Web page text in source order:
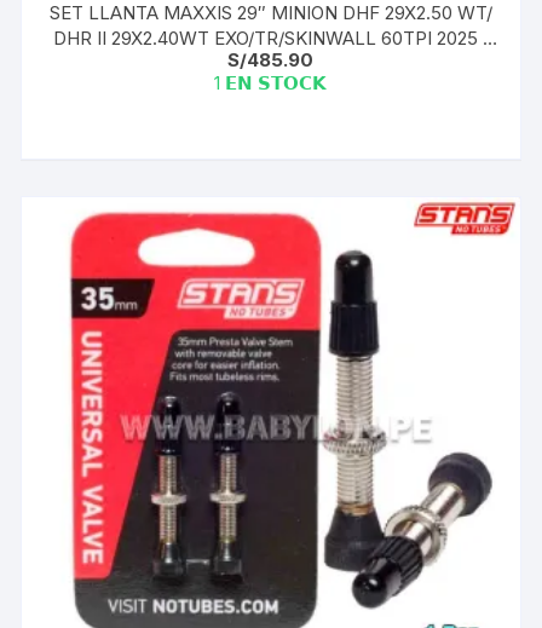
SET LLANTA MAXXIS 29″ MINION DHF 29X2.50 WT/
DHR II 29X2.40WT EXO/TR/SKINWALL 60TPI 2025 |
PAR
S/485.90
1 𝗘𝗡 𝗦𝗧𝗢𝗖𝗞